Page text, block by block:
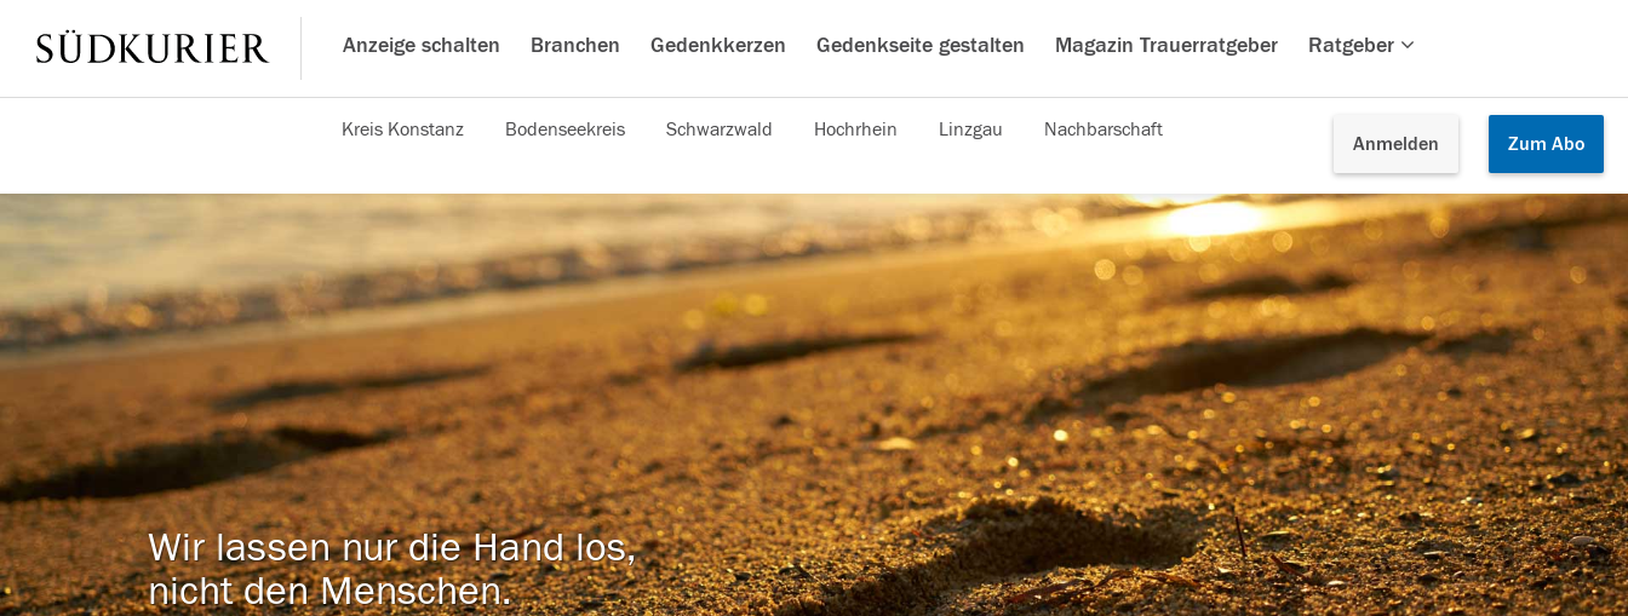
Anzeige schalten Branchen Gedenkkerzen Gedenkseite gestalten Magazin Trauerratgeber Ratgeber
Anmelden Zum Abo
Kreis Konstanz Bodenseekreis Schwarzwald Hochrhein Linzgau Nachbarschaft
Wir lassen nur die Hand los,
nicht den Menschen.